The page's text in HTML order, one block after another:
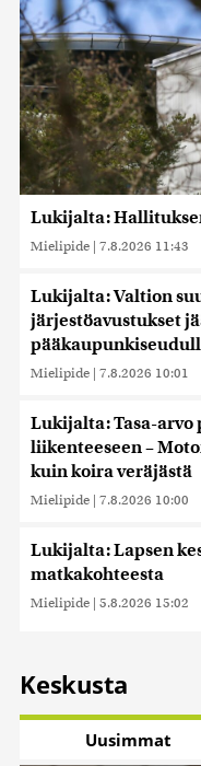
Lukijalta:
Mielipide | 7.8.2026 11:43
Lukijalta: Valtion
järjestöavustukset
Mielipide | 7.8.2026 10:01
Lukijalta: Tasa-arvo
liikenteeseen –
kuin koira veräjästä
Mielipide | 7.8.2026 10:00
Lukijalta: Lapsen
matkakohteesta
Mielipide | 5.8.2026 15:02
Keskusta
Uusimmat